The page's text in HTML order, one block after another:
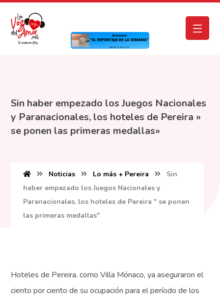
Sin haber empezado los Juegos Nacionales
y Paranacionales, los hoteles de Pereira »
se ponen las primeras medallas»
Noticias Lo más + Pereira
Sin
haber empezado los Juegos Nacionales y
Paranacionales, los hoteles de Pereira " se ponen
las primeras medallas"
Hoteles de Pereira, como Villa Mónaco, ya aseguraron el
ciento por ciento de su ocupación para el período de los